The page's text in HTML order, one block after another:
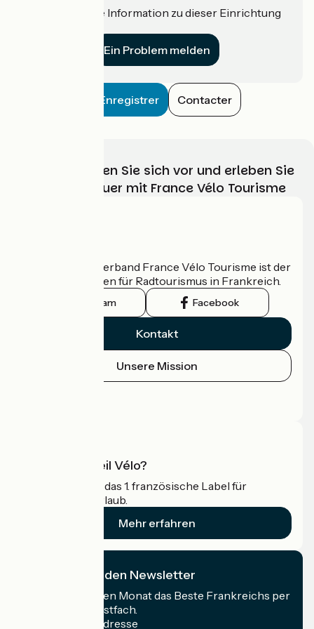
Haben Sie eine Information zu dieser Einrichtung
Ein Problem melden
Enregistrer Contacter
Wählen, bereiten Sie sich vor und erleben Sie
Ihr Radabenteuer mit France Vélo Tourisme
Der nationale Verband France Vélo Tourisme ist der
offizielle Leitfaden für Radtourismus in Frankreich.
Instagram Facebook
Kontakt
Unsere Mission
Was ist Accueil Vélo?
Accueil Vélo ist das 1. französische Label für
Radfahrer im Urlaub.
Mehr erfahren
Ich abonniere den Newsletter
Erhalten Sie jeden Monat das Beste Frankreichs per
Rad in Ihrem Postfach.
Meine E-Mail-Adresse